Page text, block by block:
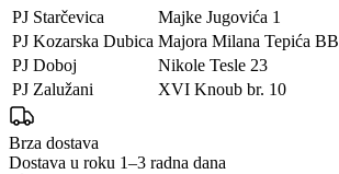
PJ Starčevica
Majke Jugovića 1
PJ Kozarska Dubica Majora Milana Tepića BB
PJ Doboj
Nikole Tesle 23
PJ Zalužani
XVI Knoub br. 10
Brza dostava
Dostava u roku 1–3 radna dana